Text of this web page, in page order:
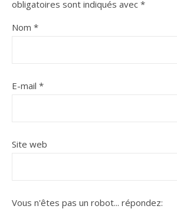
obligatoires sont indiqués avec *
Nom *
E-mail *
Site web
Vous n'êtes pas un robot... répondez: